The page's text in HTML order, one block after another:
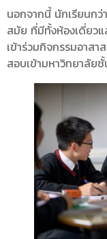
นอกจากนี้ นักเรียนก
สมัย ที่มีทั้งห้องเดี่ยว
เข้าร่วมกิจกรรมอาส
สอบเข้ามหาวิทยาลัย